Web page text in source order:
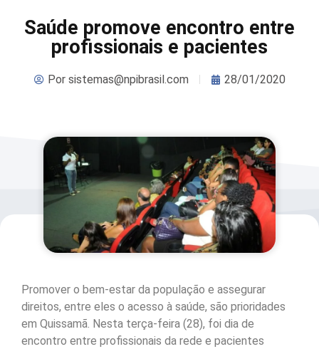
Saúde promove encontro entre
profissionais e pacientes
Porsistemas@npibrasil.com 28/01/2020
Promover o bem-estar da população e assegurar
direitos, entre eles o acesso à saúde, são prioridades
em Quissamã. Nesta terça-feira (28), foi dia de
encontro entre profissionais da rede e pacientes